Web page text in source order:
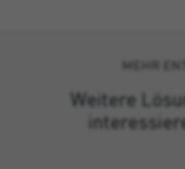
MEHR
Weitere